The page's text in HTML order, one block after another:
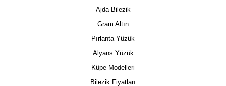
Ajda Bilezik
Gram Altın
Pırlanta Yüzük
Alyans Yüzük
Küpe Modelleri
Bilezik Fiyatları